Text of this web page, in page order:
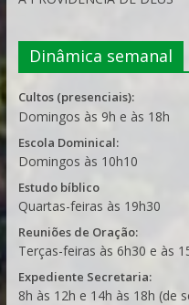
Dinâmica semanal
Cultos (presenciais):
Domingos às 9h e às 18h
Escola Dominical:
Domingos às 10h10
Estudo bíblico
Quartas-feiras às 19h30
Reuniões de Oração:
Terças-feiras às 6h30 e às
Expediente Secretaria:
8h às 12h e 14h às 18h (de